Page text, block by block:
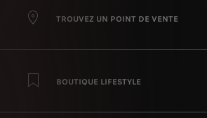
TROUVEZ UN POINT DE VENTE
BOUTIQUE LIFESTYLE